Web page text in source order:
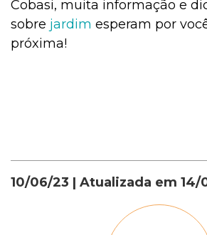
Cobasi, muita informação e
sobre jardim esperam por
próxima!
10/06/23 | Atualizada em 14/